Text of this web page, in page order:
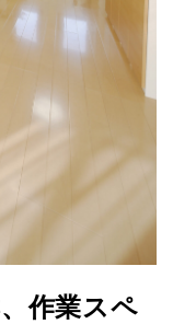
作業スペ